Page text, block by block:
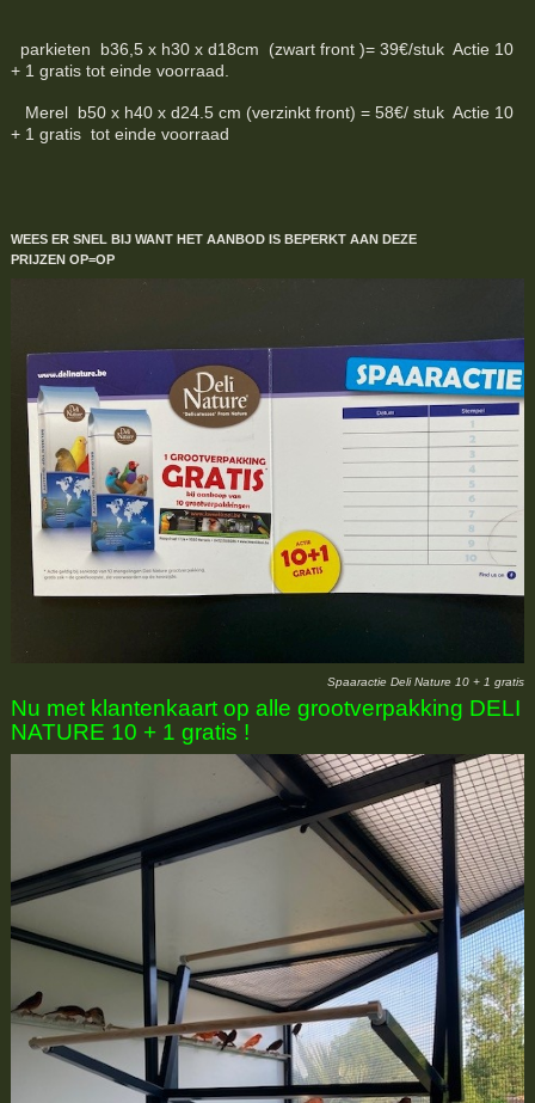
parkieten b36,5 x h30 x d18cm (zwart front )= 39€/stuk Actie 10
+ 1 gratis tot einde voorraad.
Merel b50 x h40 x d24.5 cm (verzinkt front) = 58€/ stuk Actie 10
+ 1 gratis tot einde voorraad
WEES ER SNEL BIJ WANT HET AANBOD IS BEPERKTAAN DEZE
PRIJZENOP=OP
Spaaractie Deli Nature 10 + 1 gratis
Nu met klantenkaart op alle grootverpakking DELI
NATURE 10 + 1 gratis !